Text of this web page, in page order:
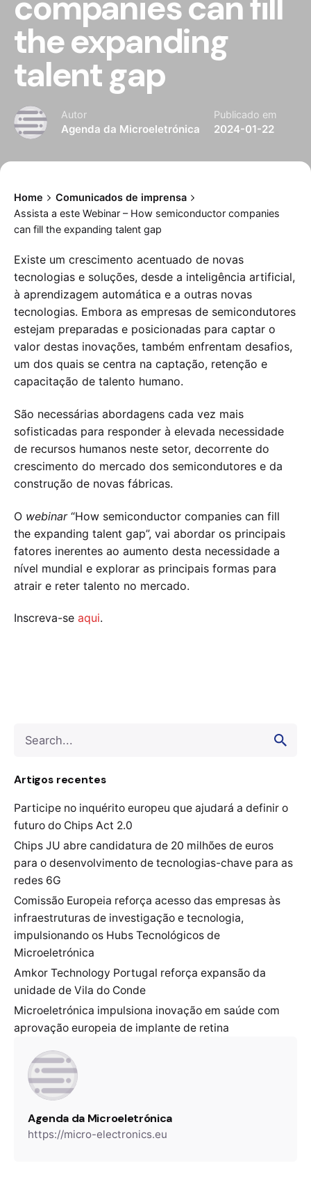
the expanding
talent gap
Autor
Agenda da Microeletrónica
Publicado em
2024-01-22
Home
Comunicados de imprensa
Assista a este Webinar – How semiconductor companies
can fill the expanding talent gap
for
Artigos recentes
Participe no inquérito europeu que ajudará a definir o
futuro do Chips Act 2.0
Chips JU abre candidatura de 20 milhões de euros
para o desenvolvimento de tecnologias-chave para as
redes 6G
Comissão Europeia reforça acesso das empresas às
infraestruturas de investigação e tecnologia,
impulsionando os Hubs Tecnológicos de
Microeletrónica
Amkor Technology Portugal reforça expansão da
unidade de Vila do Conde
Microeletrónica impulsiona inovação em saúde com
aprovação europeia de implante de retina
Existe um crescimento acentuado de novas
tecnologias e soluções, desde a inteligência artificial,
à aprendizagem automática e a outras novas
tecnologias. Embora as empresas de semicondutores
estejam preparadas e posicionadas para captar o
valor destas inovações, também enfrentam desafios,
um dos quais se centra na captação, retenção e
capacitação de talento humano.
São necessárias abordagens cada vez mais
sofisticadas para responder à elevada necessidade
de recursos humanos neste setor, decorrente do
crescimento do mercado dos semicondutores e da
construção de novas fábricas.
O webinar“How semiconductor companies can fill
the expanding talent gap”, vai abordar os principais
fatores inerentes ao aumento desta necessidade a
nível mundial e explorar as principais formas para
atrair e reter talento no mercado.
Inscreva-se aqui.
Agenda da Microeletrónica
https://micro-electronics.eu